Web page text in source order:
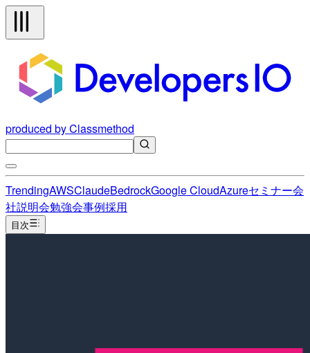
produced by Classmethod
TrendingAWSClaudeBedrockGoogle CloudAzureセミナー会
社説明会勉強会事例採用
目次